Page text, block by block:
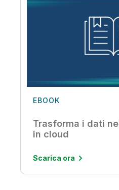
EBOOK
Trasforma i dati
in cloud
Scarica ora